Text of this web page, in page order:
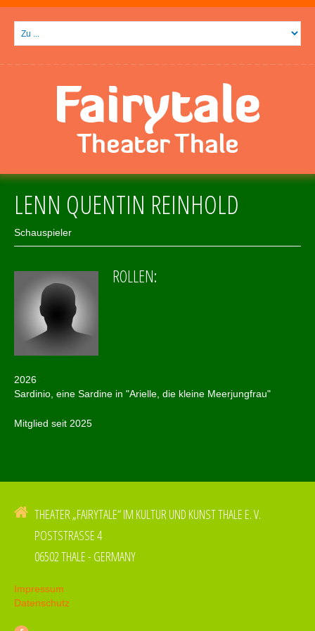
LENN QUENTIN REINHOLD
Schauspieler
ROLLEN:
2026
Sardinio, eine Sardine in "Arielle, die kleine Meerjungfrau"
Mitglied seit 2025
THEATER „FAIRYTALE“ IM KULTUR UND KUNST THALE E. V.
POSTSTRASSE 4
06502 THALE - GERMANY
Impressum
Datenschutz